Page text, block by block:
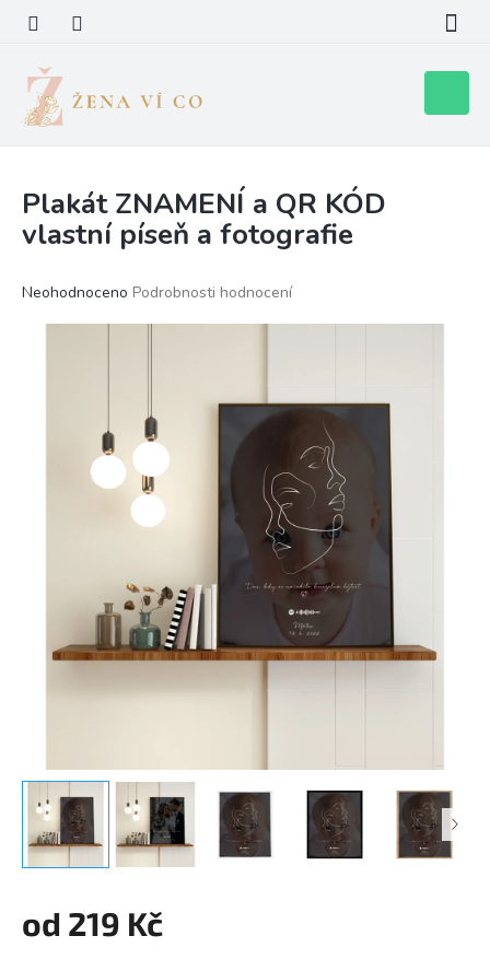
obsah
košík
Plakát ZNAMENÍ a QR KÓD
vlastní píseň a fotografie
Průměrné
Neohodnoceno Podrobnosti hodnocení
od 219 Kč